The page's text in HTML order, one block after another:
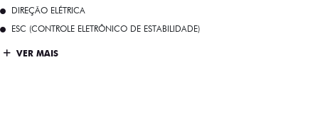
DIREÇÃO ELÉTRICA
ESC (CONTROLE ELETRÔNICO DE ESTABILIDADE)
VER MAIS